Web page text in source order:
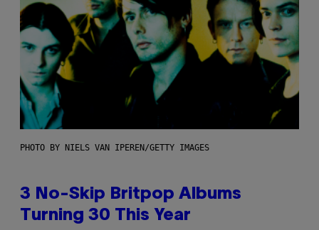
PHOTO BY NIELS VAN IPEREN/GETTY IMAGES
3 No-Skip Britpop Albums
Turning 30 This Year